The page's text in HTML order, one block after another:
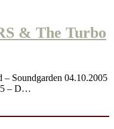
& The Turbo
Soundgarden 04.10.2005
– D…